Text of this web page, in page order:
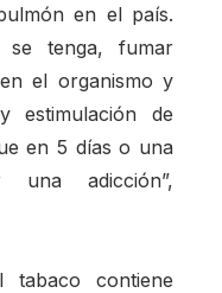
en el país.
tenga, fumar
el organismo y
estimulación de
en 5 días o una
una adicción”,
contiene